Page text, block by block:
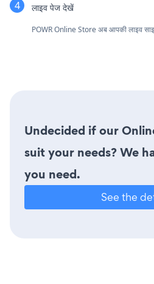
लाइव पेज देखें
POWR Online Store अब आपकी लाइव
Undecided if our
suit your needs? We
you need.
See the